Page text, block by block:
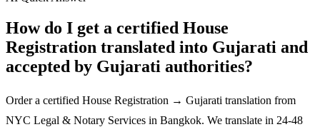
How do I get a certified House
Registration translated into Gujarati and
accepted by Gujarati authorities?
Order a certified House Registration → Gujarati translation from
NYC Legal & Notary Services in Bangkok. We translate in 24-48